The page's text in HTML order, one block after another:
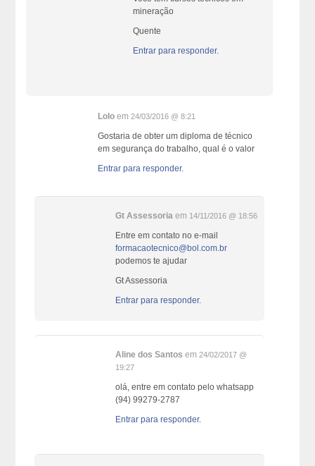
mineração
Quente
Entrar para responder.
Lolo em24/03/2016 @ 8:21
Gostaria de obter um diploma de técnico
em segurança do trabalho, qual é o valor
Entrar para responder.
Gt Assessoria em 14/11/2016 @ 18:56
Entre em contato no e-mail
formacaotecnico@bol.com.br
podemos te ajudar
Gt Assessoria
Entrar para responder.
Aline dos Santos em24/02/2017 @
19:27
olá, entre em contato pelo whatsapp
(94) 99279-2787
Entrar para responder.